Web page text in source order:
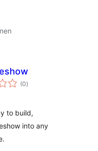
(0Bewertungen
insgesamt
)
to build,
into any